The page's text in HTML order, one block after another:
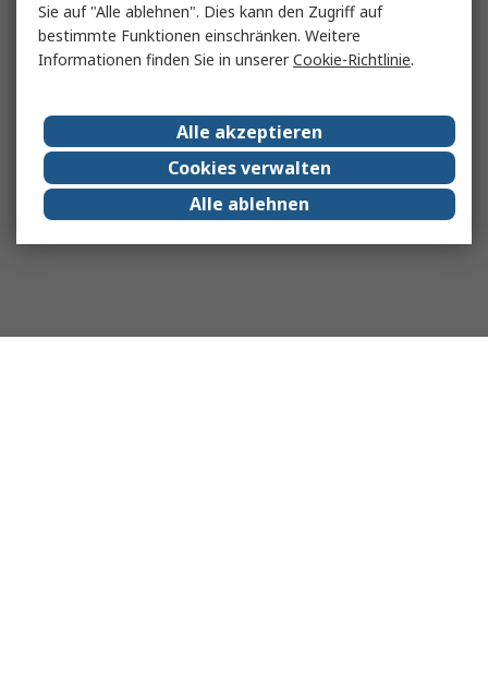
Sie auf "Alle ablehnen". Dies kann den Zugriff auf
bestimmte Funktionen einschränken. Weitere
Informationen finden Sie in unsererCookie-Richtlinie.
Alle akzeptieren
Cookies verwalten
Alle ablehnen